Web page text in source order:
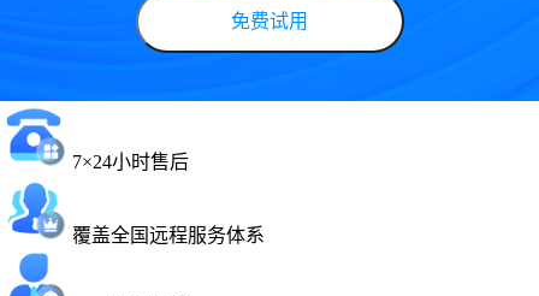
免费试用
7×24小时售后
覆盖全国远程服务体系